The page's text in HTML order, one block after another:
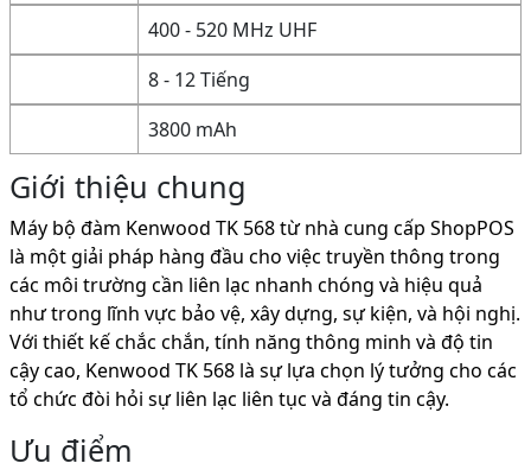
400 - 520 MHz UHF
8 - 12 Tiếng
3800 mAh
Giới thiệu chung
Máy bộ đàm Kenwood TK 568 từ nhà cung cấp ShopPOS
là một giải pháp hàng đầu cho việc truyền thông trong
các môi trường cần liên lạc nhanh chóng và hiệu quả
như trong lĩnh vực bảo vệ, xây dựng, sự kiện, và hội nghị.
Với thiết kế chắc chắn, tính năng thông minh và độ tin
cậy cao, Kenwood TK 568 là sự lựa chọn lý tưởng cho các
tổ chức đòi hỏi sự liên lạc liên tục và đáng tin cậy.
Ưu điểm